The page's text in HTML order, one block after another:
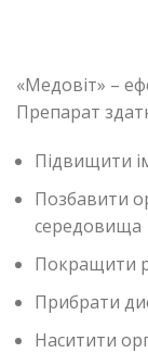
«Медовіт» –
Препарат
Підвищити
Позбавити
середовища
Покращити
Прибрати
Наситити